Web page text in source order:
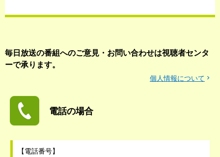
毎日放送の番組へのご意見・お問い合わせは視聴者センタ
ーで承ります。
個人情報について
電話の場合
【電話番号】